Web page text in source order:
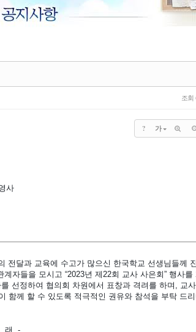
조회
? 가
사
전달과 교육에 수고가 많으신 한국학교 선생님들께
자들을 모시고 “2023년 제22회 교사 사은회” 행사를
선정하여 협의회 차원에서 표창과 격려를 하며, 교
함께 할 수 있도록 적극적인 권유와 참석을 부탁 드
-